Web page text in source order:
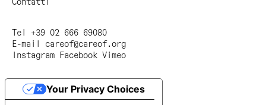
Contatti
Tel +39 02 666 69080
E-mail careof@careof.org
Instagram
Facebook Vimeo
Your Privacy Choices